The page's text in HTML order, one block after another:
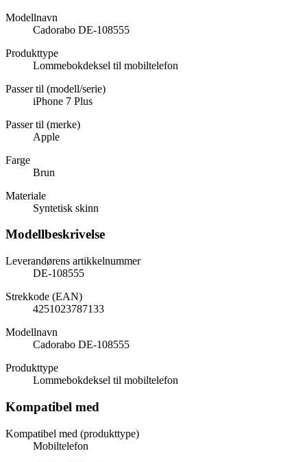
Modellnavn
Cadorabo DE-108555
Produkttype
Lommebokdeksel til mobiltelefon
Passer til (modell/serie)
iPhone 7 Plus
Passer til (merke)
Apple
Farge
Brun
Materiale
Syntetisk skinn
Modellbeskrivelse
Leverandørens artikkelnummer
DE-108555
Strekkode (EAN)
4251023787133
Modellnavn
Cadorabo DE-108555
Produkttype
Lommebokdeksel til mobiltelefon
Kompatibel med
Kompatibel med (produkttype)
Mobiltelefon